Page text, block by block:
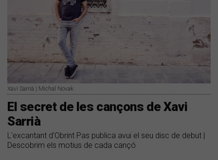
Xavi Sarrià | Michal Novak
El secret de les cançons de Xavi
Sarrià
L'excantant d'Obrint Pas publica avui el seu disc de debut |
Descobrim els motius de cada cançó